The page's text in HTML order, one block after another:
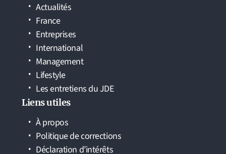
Actualités
France
Entreprises
International
Management
Lifestyle
Les entretiens du JDE
Liens utiles
À propos
Politique de corrections
Déclaration d’intérêts